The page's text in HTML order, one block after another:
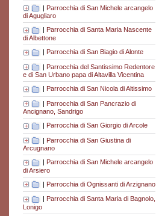
| Parrocchia di San Michele arcangelo
di Agugliaro
Parrocchia di Santa Maria Nascente
di Albettone
| Parrocchia di San Biagio di Alonte
| Parrocchia del Santissimo Redentore
e di San Urbano papa di Altavilla Vicentina
| Parrocchia di San Nicola di Altissimo
| Parrocchia di San Pancrazio di
Ancignano, Sandrigo
| Parrocchia di San Giorgio di Arcole
| Parrocchia di San Giustina di
Arcugnano
Parrocchia di San Michele arcangelo
di Arsiero
| Parrocchia di Ognissanti di Arzignano
Parrocchia di Santa Maria di Bagnolo,
Lonigo